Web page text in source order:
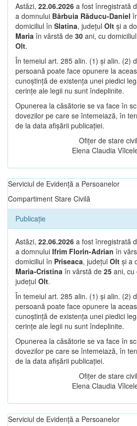
Astăzi, 22.06.2026 a fost înregistrată
a domnului Bărbuia Răducu-Daniel
domiciliul în Slatina, județul Olt și a
Maria în vârstă de 30 ani, cu
Olt.
În temeiul art. 285 alin. (1) și alin. (2)
persoană poate face opunere la
cunoștință de existența unei piedici
cerințe ale legii nu sunt îndeplinite.
Opunerea la căsătorie se va face în
dovezilor pe care se întemeiază, în
de la data afișării publicației.
Ofițer de stare
Elena Claudia
Serviciul de Evidență a Persoanelor
Compartiment Stare Civilă
Publicație
Astăzi, 22.06.2026 a fost înregistrată
a domnului Ifrim Florin-Adrian în
domiciliul în Priseaca, județul Olt și a
Maria-Cristina în vârstă de 25 ani, cu
județul Olt.
În temeiul art. 285 alin. (1) și alin. (2)
persoană poate face opunere la
cunoștință de existența unei piedici
cerințe ale legii nu sunt îndeplinite.
Opunerea la căsătorie se va face în
dovezilor pe care se întemeiază, în
de la data afișării publicației.
Ofițer de stare
Elena Claudia
Serviciul de Evidență a Persoanelor